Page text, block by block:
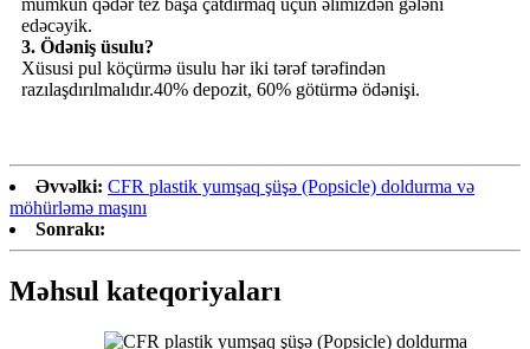
mümkün qədər tez başa çatdırmaq üçün əlimizdən gələni
edəcəyik.
3. Ödəniş üsulu?
Xüsusi pul köçürmə üsulu hər iki tərəf tərəfindən
razılaşdırılmalıdır.40% depozit, 60% götürmə ödənişi.
Əvvəlki: CFR plastik yumşaq şüşə (Popsicle) doldurma və
möhürləmə maşını
Sonrakı:
Məhsul kateqoriyaları